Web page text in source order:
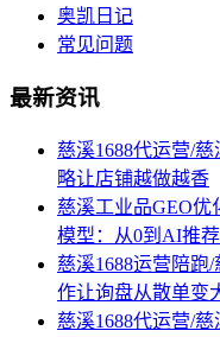
奥凯日记
常见问题
最新资讯
慈溪1688代运营/
略让店铺越做越香
慈溪工业品GEO优
模型：从0到AI推
慈溪1688运营陪跑
作让询盘从散单变
慈溪1688代运营/